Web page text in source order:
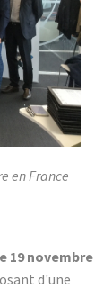
en France
19 novembre
d'une